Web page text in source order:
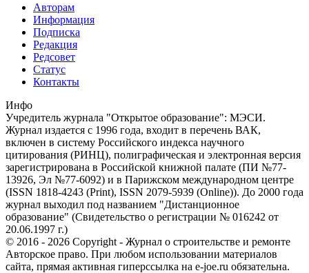
Авторам
Информация
Подписка
Редакция
Редсовет
Статус
Контакты
Инфо
Учредитель журнала "Открытое образование": МЭСИ.
Журнал издается с 1996 года, входит в перечень ВАК,
включен в систему Российского индекса научного
цитирования (РИНЦ), полиграфическая и электронная версия
зарегистрирована в Российской книжной палате (ПИ №77-
13926, Эл №77-6092) и в Парижском международном центре
(ISSN 1818-4243 (Print), ISSN 2079-5939 (Online)). До 2000 года
журнал выходил под названием "Дистанционное
образование" (Свидетельство о регистрации № 016242 от
20.06.1997 г.)
© 2016 - 2026 Copyright - Журнал о строительстве и ремонте
Авторское право. При любом использовании материалов
сайта, прямая активная гиперссылка на e-joe.ru обязательна.